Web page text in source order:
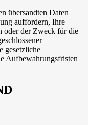
übersandten Daten
auffordern, Ihre
oder der Zweck für die
gesetzliche
Aufbewahrungsfristen